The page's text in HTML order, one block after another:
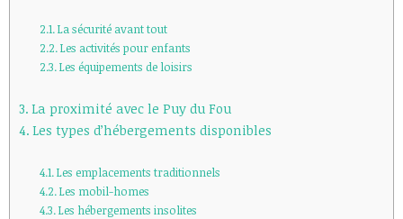
La sécurité avant tout
Les activités pour enfants
Les équipements de loisirs
La proximité avec le Puy du Fou
Les types d’hébergements disponibles
Les emplacements traditionnels
Les mobil-homes
Les hébergements insolites